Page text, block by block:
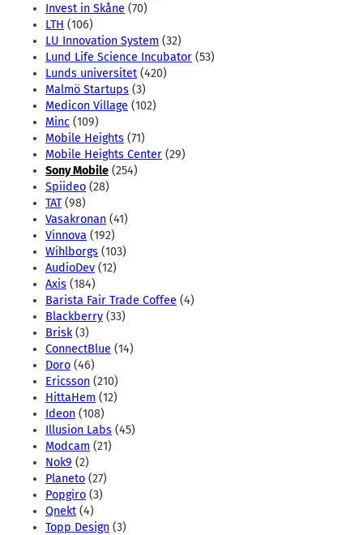
Invest in Skåne (70)
LTH (106)
LU Innovation System (32)
Lund Life Science Incubator (53)
Lunds universitet (420)
Malmö Startups (3)
Medicon Village (102)
Minc (109)
Mobile Heights (71)
Mobile Heights Center (29)
Sony Mobile (254)
Spiideo (28)
TAT(98)
Vasakronan (41)
Vinnova (192)
Wihlborgs (103)
AudioDev (12)
Axis (184)
Barista Fair Trade Coffee (4)
Blackberry (33)
Brisk(3)
ConnectBlue (14)
Doro (46)
Ericsson (210)
HittaHem (12)
Ideon (108)
Illusion Labs (45)
Modcam (21)
Nok9 (2)
Planeto (27)
Popgiro (3)
Qnekt (4)
Topp Design (3)